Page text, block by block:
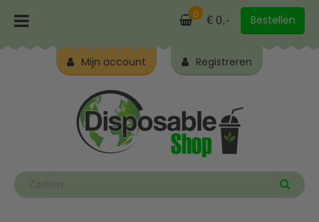
0 € 0,- Bestellen
Mijn account Registreren